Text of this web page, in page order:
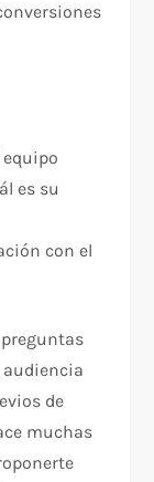
es su
con el
audiencia
de
muchas